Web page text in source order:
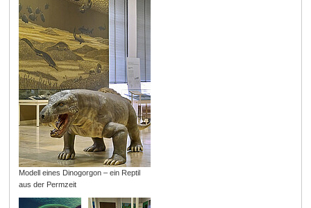
Modell eines Dinogorgon – ein Reptil
aus der Permzeit